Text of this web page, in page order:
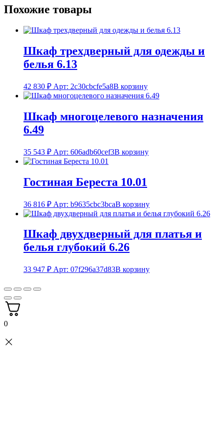
Похожие товары
Шкаф трехдверный для одежды и
белья 6.13
42 830 ₽ Арт: 2c30cbcfe5a8В корзину
Шкаф многоцелевого назначения
6.49
35 543 ₽ Арт: 606adb60cef3В корзину
Гостиная Береста 10.01
36 816 ₽ Арт: b9635cbc3bcaВ корзину
Шкаф двухдверный для платья и
белья глубокий 6.26
33 947 ₽ Арт: 07f296a37d83В корзину
0